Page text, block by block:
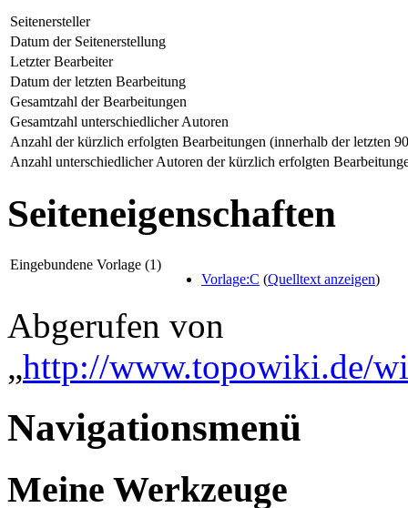
Seitenersteller
Datum der Seitenerstellung
Letzter Bearbeiter
Datum der letzten Bearbeitung
Gesamtzahl der Bearbeitungen
Gesamtzahl unterschiedlicher Autoren
Anzahl der kürzlich erfolgten Bearbeitungen (innerhalb der letzten
Anzahl unterschiedlicher Autoren der kürzlich erfolgten
Seiteneigenschaften
Eingebundene Vorlage (1)
Vorlage:C (Quelltext anzeigen)
Abgerufen von
„http://www.topowiki.de/
Navigationsmenü
Meine Werkzeuge